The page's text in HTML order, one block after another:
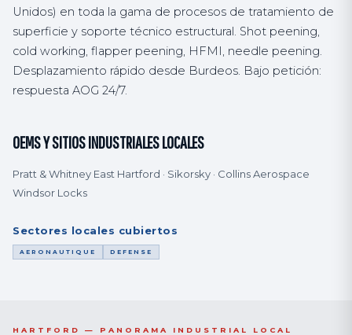
Unidos) en toda la gama de procesos de tratamiento de
superficie y soporte técnico estructural. Shot peening,
cold working, flapper peening, HFMI, needle peening.
Desplazamiento rápido desde Burdeos. Bajo petición:
respuesta AOG 24/7.
OEMS Y SITIOS INDUSTRIALES LOCALES
Pratt & Whitney East Hartford · Sikorsky · Collins Aerospace
Windsor Locks
Sectores locales cubiertos
AERONAUTIQUE DEFENSE
HARTFORD — PANORAMA INDUSTRIAL LOCAL